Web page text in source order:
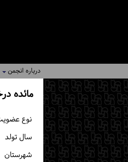
درباره انجمن
مائده
نوع
سال تولد
شهرستان